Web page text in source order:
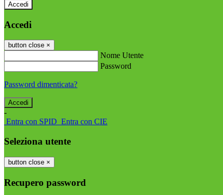
Accedi
Accedi
button close ×
Nome Utente
Password
Password dimenticata?
-
Entra con SPID Entra con CIE
Seleziona utente
button close ×
Recupero password